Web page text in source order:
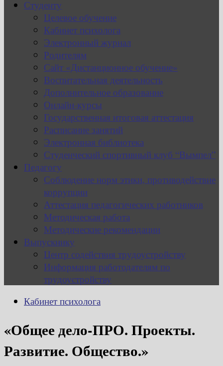
Студенту
Целевое обучение
Кабинет психолога
Электронный журнал
Родителям
Сайт «Дистанционное обучение»
Воспитательная деятельность
Дополнительное образование
Онлайн-курсы
Государственная итоговая аттестация
Расписание занятий
Электронная библиотека
Студенческий спортивный клуб “Вымпел”
Педагогу
Соблюдение норм этики, противодействие
коррупции
Аттестация педагогических работников
Методическая работа
Методические рекомендации
Выпускнику
Центр содействия трудоустройству
Информация работодателям по
трудоустройству
Кабинет психолога
«Общее дело-ПРО. Проекты.
Развитие. Общество.»